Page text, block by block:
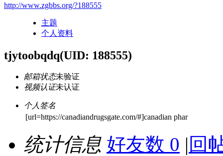
http://www.zgbbs.org/?188555
主题
个人资料
tjytoobqdq(UID: 188555)
邮箱状态未验证
视频认证未认证
个人签名
[url=https://canadiandrugsgate.com/#]canadian phar
统计信息 好友数 0 | 回